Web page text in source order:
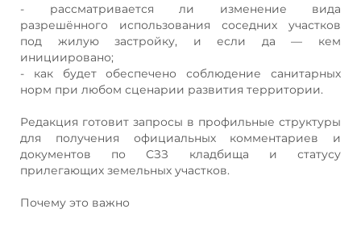
- рассматривается ли изменение вида
разрешённого использования соседних участков
под жилую застройку, и если да — кем
инициировано;
- как будет обеспечено соблюдение санитарных
норм при любом сценарии развития территории.
Редакция готовит запросы в профильные структуры
для получения официальных комментариев и
документов по СЗЗ кладбища и статусу
прилегающих земельных участков.
Почему это важно